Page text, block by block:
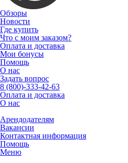
Обзоры
Новости
Где купить
Что с моим заказом?
Оплата и доставка
Мои бонусы
Помощь
О нас
Задать вопрос
8 (800)-333-42-63
Оплата и доставка
О нас
Арендодателям
Вакансии
Контактная информация
Помощь
Меню